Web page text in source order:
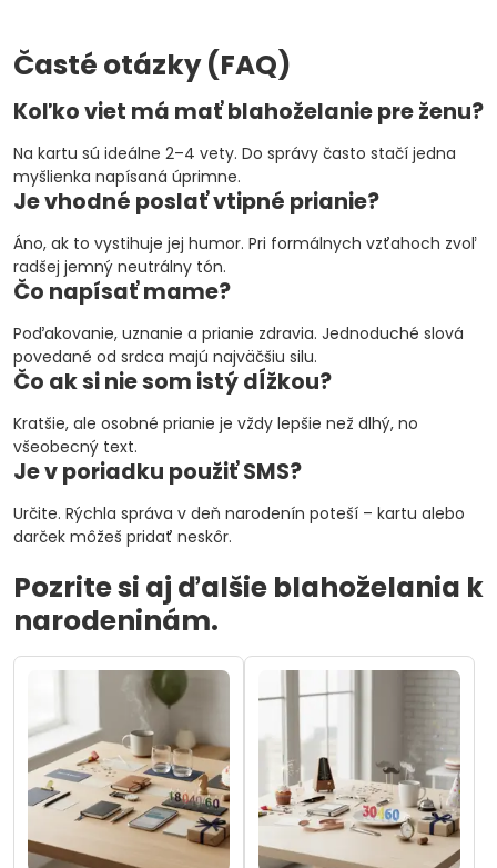
Časté otázky (FAQ)
Koľko viet má mať blahoželanie pre ženu?
Na kartu sú ideálne 2–4 vety. Do správy často stačí jedna
myšlienka napísaná úprimne.
Je vhodné poslať vtipné prianie?
Áno, ak to vystihuje jej humor. Pri formálnych vzťahoch zvoľ
radšej jemný neutrálny tón.
Čo napísať mame?
Poďakovanie, uznanie a prianie zdravia. Jednoduché slová
povedané od srdca majú najväčšiu silu.
Čo ak si nie som istý dĺžkou?
Kratšie, ale osobné prianie je vždy lepšie než dlhý, no
všeobecný text.
Je v poriadku použiť SMS?
Určite. Rýchla správa v deň narodenín poteší – kartu alebo
darček môžeš pridať neskôr.
Pozrite si aj ďalšie blahoželania k
narodeninám.